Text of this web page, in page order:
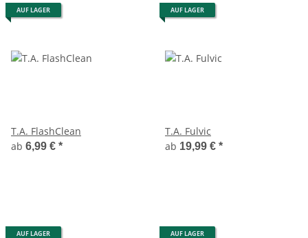
AUF LAGER
T.A. FlashClean
ab 6,99 € *
AUF LAGER
T.A. Fulvic
ab 19,99 € *
AUF LAGER AUF LAGER